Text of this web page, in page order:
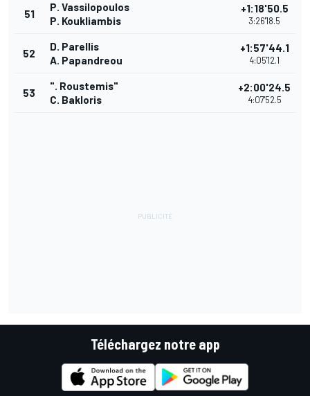
51
P. Vassilopoulos
P. Koukliambis
+1:18'50.5
3:26'18.5
52
D. Parellis
A. Papandreou
+1:57'44.1
4:05'12.1
53
". Roustemis"
C. Bakloris
+2:00'24.5
4:07'52.5
Téléchargez notre app